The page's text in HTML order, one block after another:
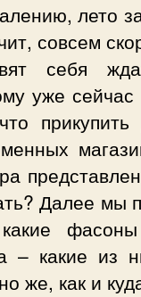
лето
совсем
себя
уже
Далее мы
фасоны
– какие из
же, как и